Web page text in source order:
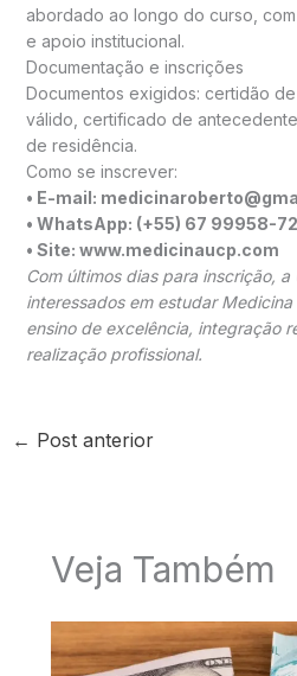
abordado ao longo do curso,
e apoio institucional.
Documentação e inscrições
Documentos exigidos: certidão de
válido, certificado de
de residência.
Como se inscrever:
• E-mail:
• WhatsApp: (+55) 67 99958-
• Site: www.medicinaucp.com
Com últimos dias para inscrição,
interessados em estudar
ensino de excelência, integração
realização profissional.
← Post anterior
Veja Também